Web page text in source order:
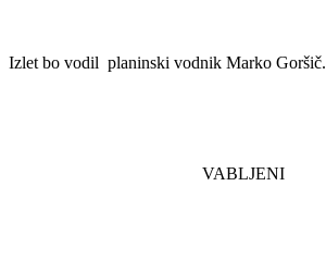
Izlet bo vodil planinski vodnik Marko Goršič.
VABLJENI